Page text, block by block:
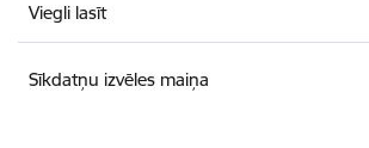
Viegli lasīt
Sīkdatņu izvēles maiņa